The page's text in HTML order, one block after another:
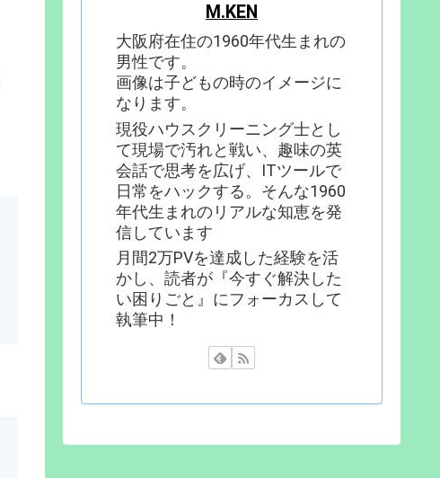
M.KEN
大阪府在住の1960年代生まれの
男性です。
画像は子どもの時のイメージに
なります。
現役ハウスクリーニング士とし
て現場で汚れと戦い、趣味の英
会話で思考を広げ、ITツールで
日常をハックする。そんな1960
年代生まれのリアルな知恵を発
信しています
月間2万PVを達成した経験を活
かし、読者が『今すぐ解決した
い困りごと』にフォーカスして
執筆中！